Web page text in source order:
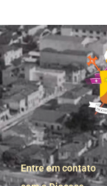
Entre em contato